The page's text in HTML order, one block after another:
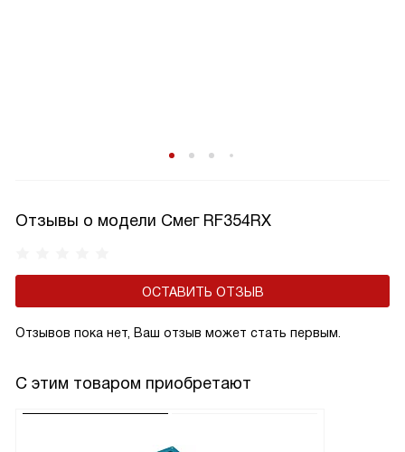
Отзывы о модели Смег RF354RX
ОСТАВИТЬ ОТЗЫВ
Отзывов пока нет, Ваш отзыв может стать первым.
С этим товаром приобретают